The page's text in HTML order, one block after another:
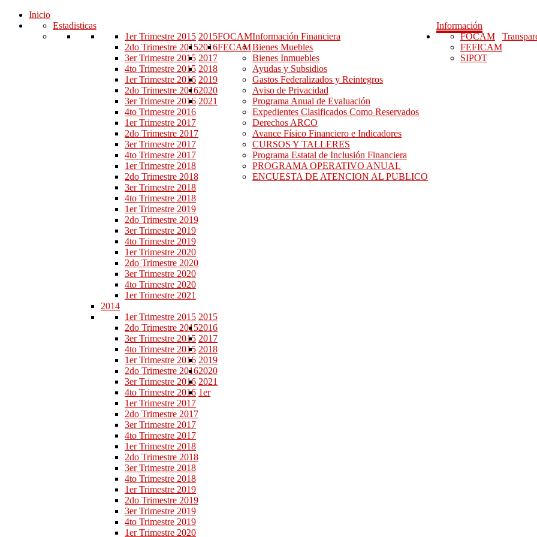
Inicio
Información
Estadisticas
Información Financiera
FOCAM
2015
1er Trimestre 2015
2do Trimestre 2015
3er Trimestre 2015
4to Trimestre 2015
2016
1er Trimestre 2016
2do Trimestre 2016
3er Trimestre 2016
4to Trimestre 2016
2017
1er Trimestre 2017
2do Trimestre 2017
3er Trimestre 2017
4to Trimestre 2017
2018
1er Trimestre 2018
2do Trimestre 2018
3er Trimestre 2018
4to Trimestre 2018
2019
1er Trimestre 2019
2do Trimestre 2019
3er Trimestre 2019
4to Trimestre 2019
2020
1er Trimestre 2020
2do Trimestre 2020
3er Trimestre 2020
4to Trimestre 2020
2021
1er Trimestre 2021
FECAM
2014
2015
1er Trimestre 2015
2do Trimestre 2015
3er Trimestre 2015
4to Trimestre 2015
2016
1er Trimestre 2016
2do Trimestre 2016
3er Trimestre 2016
4to Trimestre 2016
2017
1er Trimestre 2017
2do Trimestre 2017
3er Trimestre 2017
4to Trimestre 2017
2018
1er Trimestre 2018
2do Trimestre 2018
3er Trimestre 2018
4to Trimestre 2018
2019
1er Trimestre 2019
2do Trimestre 2019
3er Trimestre 2019
4to Trimestre 2019
2020
1er Trimestre 2020
2021
1er
Bienes Muebles
Bienes Inmuebles
Ayudas y Subsidios
Gastos Federalizados y Reintegros
Aviso de Privacidad
Programa Anual de Evaluación
Expedientes Clasificados Como Reservados
Derechos ARCO
Avance Físico Financiero e Indicadores
CURSOS Y TALLERES
Programa Estatal de Inclusión Financiera
PROGRAMA OPERATIVO ANUAL
ENCUESTA DE ATENCION AL PUBLICO
FOCAM
FEFICAM
SIPOT